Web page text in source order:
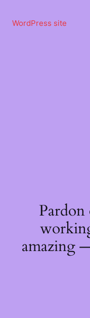
περιεχόμενο
WordPress site
amazing